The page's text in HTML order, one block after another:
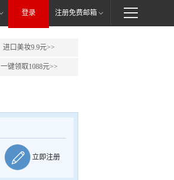
登录 注册免费邮箱
进口美妆9.9元>>
一键领取1088元>>
立即注册